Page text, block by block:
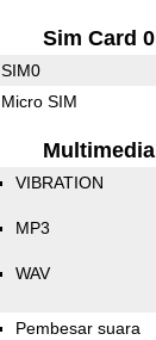
Sim Card 0
SIM0
Micro SIM
Multimedia
VIBRATION
MP3
WAV
Pembesar suara